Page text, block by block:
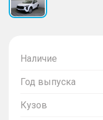
Наличие
Год выпуска
Кузов